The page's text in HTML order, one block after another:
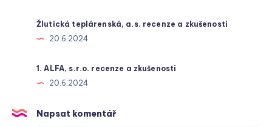
Žlutická teplárenská, a.s. recenze a zkušenosti
20.6.2024
1. ALFA, s.r.o. recenze a zkušenosti
20.6.2024
Napsat komentář